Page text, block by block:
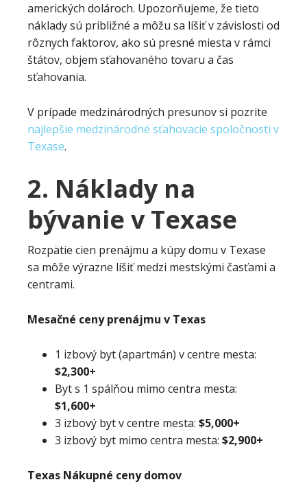
amerických dolároch. Upozorňujeme, že tieto
náklady sú približné a môžu sa líšiť v závislosti od
rôznych faktorov, ako sú presné miesta v rámci
štátov, objem sťahovaného tovaru a čas
sťahovania.
V prípade medzinárodných presunov si pozrite
najlepšie medzinárodné sťahovacie spoločnosti v
Texase.
2. Náklady na
bývanie v Texase
Rozpätie cien prenájmu a kúpy domu v Texase
sa môže výrazne líšiť medzi mestskými časťami a
centrami.
Mesačné ceny prenájmu v Texas
1 izbový byt (apartmán) v centre mesta:
$2,300+
Byt s 1 spálňou mimo centra mesta:
$1,600+
3 izbový byt v centre mesta: $5,000+
3 izbový byt mimo centra mesta: $2,900+
Texas Nákupné ceny domov